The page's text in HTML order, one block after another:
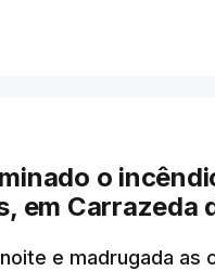
CONTEÚDO ESTÁ
o
em Carrazeda
e madrugada as